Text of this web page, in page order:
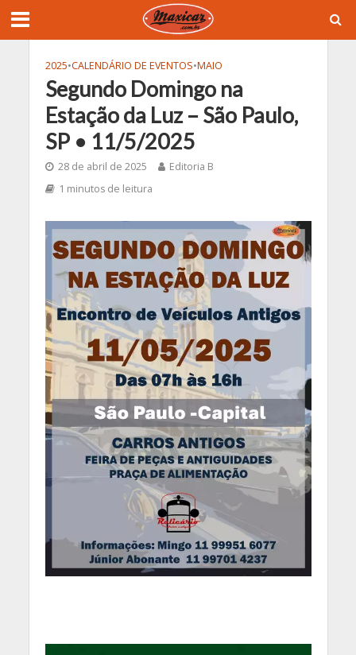
2025•CALENDÁRIO DE EVENTOS•MAIO
Segundo Domingo na
Estação da Luz – São Paulo,
SP • 11/5/2025
28 de abril de 2025
Editoria B
1 minutos de leitura